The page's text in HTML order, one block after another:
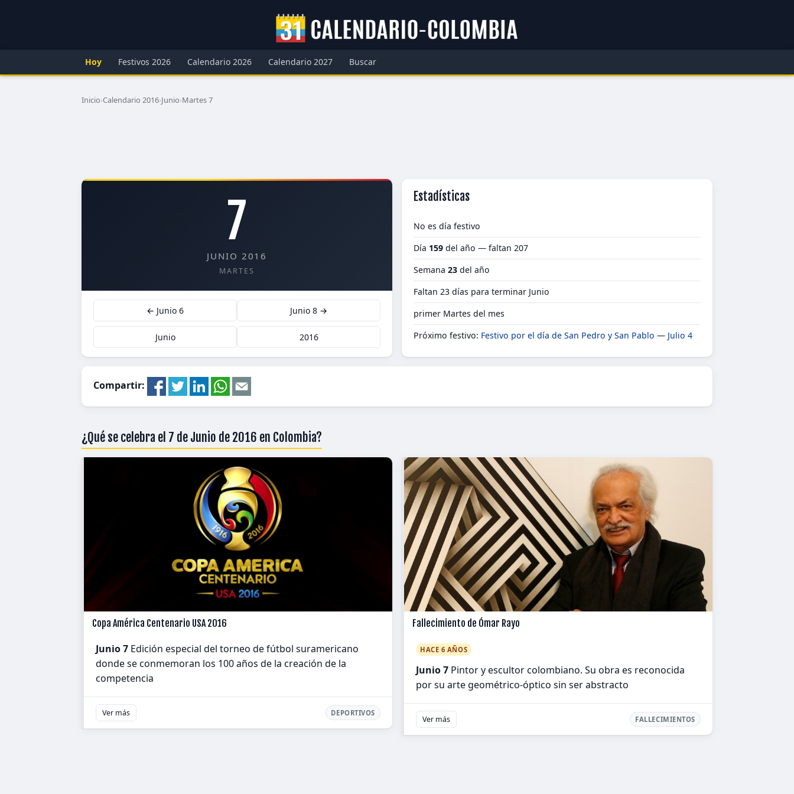
Hoy Festivos 2026 Calendario 2026 Calendario 2027 Buscar
Inicio›Calendario 2016›Junio›Martes 7
7
JUNIO 2016
MARTES
← Junio 6 Junio 8 →
Junio 2016
Estadísticas
No es día festivo
Día 159 del año — faltan 207
Semana 23 del año
Faltan 23 días para terminar Junio
primer Martes del mes
Próximo festivo: Festivo por el día de San Pedro y San Pablo — Julio 4
Compartir:
¿Qué se celebra el 7 de Junio de 2016 en Colombia?
Copa América Centenario USA 2016
Junio 7 Edición especial del torneo de fútbol suramericano
donde se conmemoran los 100 años de la creación de la
competencia
Ver más DEPORTIVOS
Fallecimiento de Ómar Rayo
HACE 6 AÑOS
Junio 7 Pintor y escultor colombiano. Su obra es reconocida
por su arte geométrico-óptico sin ser abstracto
Ver más FALLECIMIENTOS